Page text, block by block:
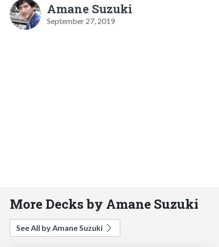
Amane Suzuki
September 27, 2019
More Decks by Amane Suzuki
See All by Amane Suzuki